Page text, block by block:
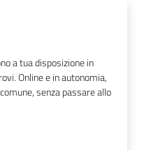
a tua disposizione in
Online e in autonomia,
senza passare allo